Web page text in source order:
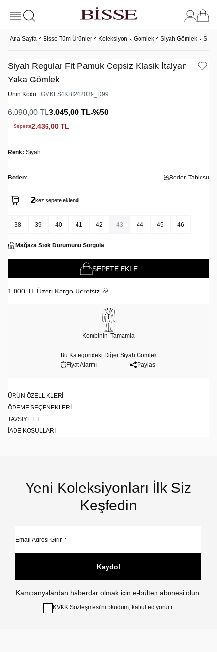
Ana Sayfa Bisse Tüm Ürünler Koleksiyon Gömlek Siyah Gömlek
Siyah Regular Fit Pamuk Cepsiz Klasik İtalyan
Yaka Gömlek
Ürün Kodu : GMKLS4KBI242039_D99
6.090,00TL3.045,00 TL-%50
Sepette2.436,00 TL
Renk: Siyah
Beden: Beden Tablosu
2kez sepete eklendi
38 39 40 41 42 43 44 45 46
Mağaza Stok Durumunu Sorgula
SEPETE EKLE
1.000 TL Üzeri Kargo Ücretsiz 🎉
Kombinini Tamamla
Bu Kategorideki Diğer Siyah Gömlek
Fiyat Alarmı
Paylaş
ÜRÜN ÖZELLIKLERI
ÖDEME SEÇENEKLERI
TAVSIYE ET
İADE KOŞULLARI
Yeni Koleksiyonları İlk Siz
Keşfedin
Kaydol
Kampanyalardan haberdar olmak için e-bülten abonesi olun.
KVKK Sözleşmesi'ni okudum, kabul ediyorum.